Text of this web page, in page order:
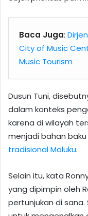
Baca Juga:
City of Music
Music Tourism
Dusun Tuni,
dalam konteks
karena di wilayah
menjadi bahan
tradisionalMaluku.
Selain itu, kata
yang dipimpin oleh
pertunjukan di